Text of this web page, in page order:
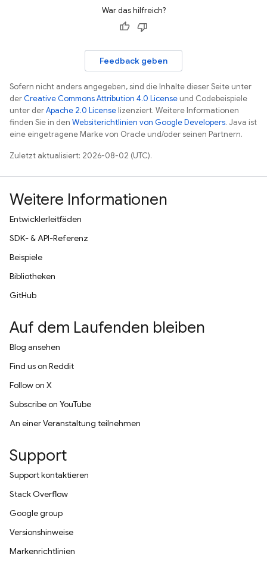
War das hilfreich?
Feedback geben
Sofern nicht anders angegeben, sind die Inhalte dieser Seite unter
derCreative Commons Attribution 4.0 License und Codebeispiele
unter derApache 2.0 License lizenziert. Weitere Informationen
finden Sie in den Websiterichtlinien von Google Developers. Java ist
eine eingetragene Marke von Oracle und/oder seinen Partnern.
Zuletzt aktualisiert: 2026-08-02 (UTC).
Weitere Informationen
Entwicklerleitfäden
SDK- & API-Referenz
Beispiele
Bibliotheken
GitHub
Auf dem Laufenden bleiben
Blog ansehen
Find us on Reddit
Follow on X
Subscribe on YouTube
An einer Veranstaltung teilnehmen
Support
Support kontaktieren
Stack Overflow
Google group
Versionshinweise
Markenrichtlinien